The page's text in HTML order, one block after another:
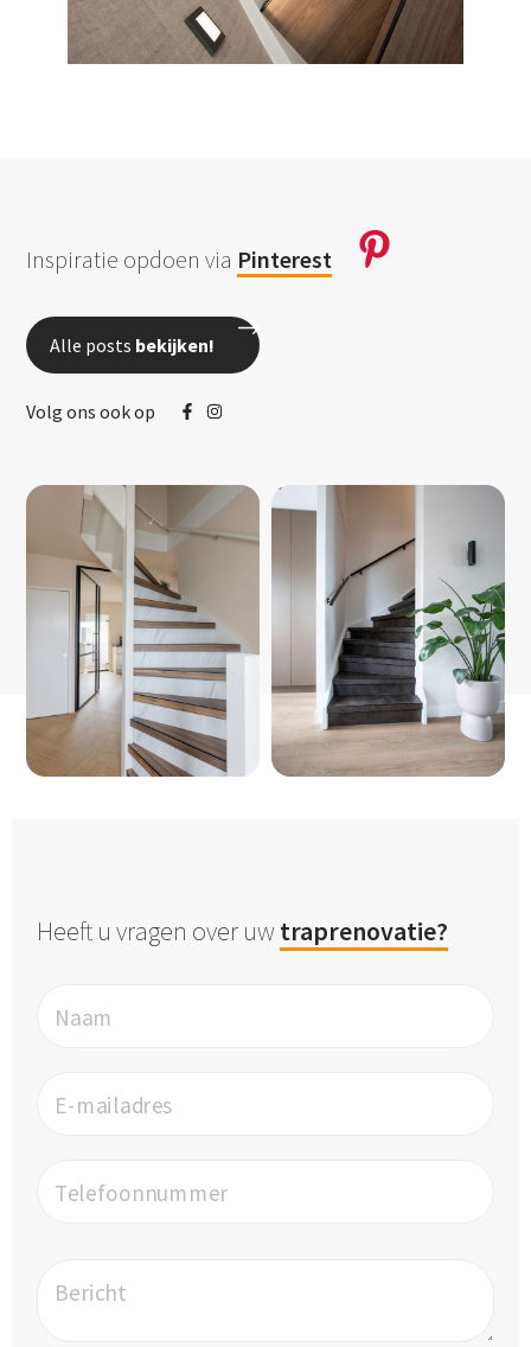
Inspiratie opdoen via Pinterest
Alle posts bekijken!
Volg ons ook op
Heeft u vragen over uwtraprenovatie?
Naam
E-mailadres
Telefoonnummer
Bericht